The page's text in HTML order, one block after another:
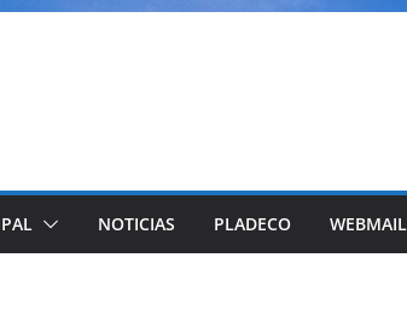
NOTICIAS PLADECO WEBMAIL